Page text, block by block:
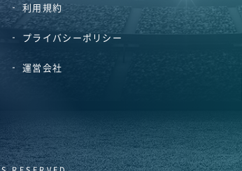
利用規約
プライバシーポリシー
運営会社